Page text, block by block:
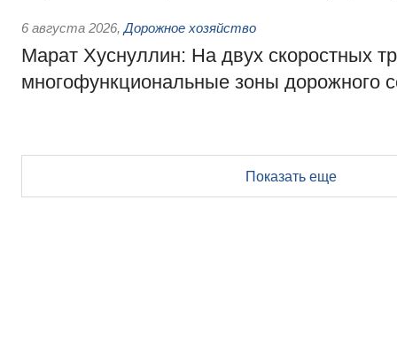
6 августа 2026, Дорожное хозяйство
Марат Хуснуллин: На двух скоростных
многофункциональные зоны дорожного
Показать еще